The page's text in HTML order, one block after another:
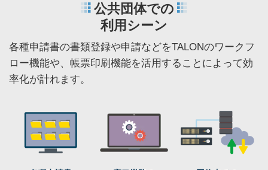
公共団体での
利用シーン
各種申請書の書類登録や申請などをTALONのワークフ
ロー機能や、 帳票印刷機能を活用することによって効
率化が計れます。